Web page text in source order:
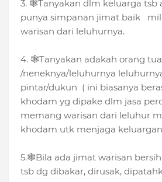
3. 🕸Tanyakan dlm keluarga tsb
punya simpanan jimat baik
warisan dari leluhurnya.
4. 🕸Tanyakan adakah orang
/neneknya/leluhurnya
pintar/dukun ( ini biasanya
khodam yg dipake dlm jasa
memang warisan dari leluhur
khodam utk menjaga
5.🕸Bila ada jimat warisan
tsb dg dibakar, dirusak,